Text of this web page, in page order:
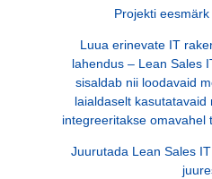
Projekti
Luua erinevate IT
lahendus – Lean Sales
sisaldab nii loodavaid
laialdaselt kasutatavaid
integreeritakse omavahel
Juurutada Lean Sales